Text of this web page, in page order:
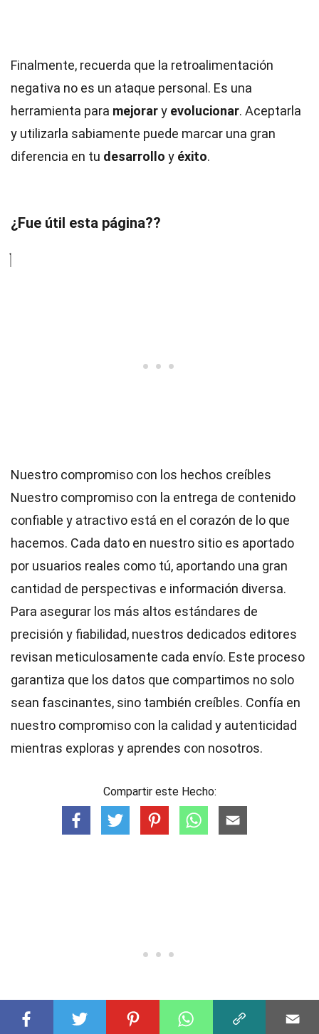
Finalmente, recuerda que la retroalimentación
negativa no es un ataque personal. Es una
herramienta para mejorary evolucionar. Aceptarla
y utilizarla sabiamente puede marcar una gran
diferencia en tu desarrollo y éxito.
¿Fue útil esta página??
Nuestro compromiso con los hechos creíbles
Nuestro compromiso con la entrega de contenido
confiable y atractivo está en el corazón de lo que
hacemos. Cada dato en nuestro sitio es aportado
por usuarios reales como tú, aportando una gran
cantidad de perspectivas e información diversa.
Para asegurar los más altos estándares de
precisión y fiabilidad, nuestros dedicados editores
revisan meticulosamente cada envío. Este proceso
garantiza que los datos que compartimos no solo
sean fascinantes, sino también creíbles. Confía en
nuestro compromiso con la calidad y autenticidad
mientras exploras y aprendes con nosotros.
Compartir este Hecho: